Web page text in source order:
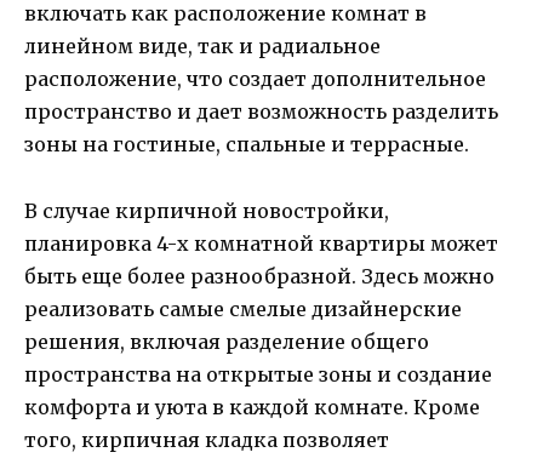
включать как расположение комнат в
линейном виде, так и радиальное
расположение, что создает дополнительное
пространство и дает возможность разделить
зоны на гостиные, спальные и террасные.
В случае кирпичной новостройки,
планировка 4-х комнатной квартиры может
быть еще более разнообразной. Здесь можно
реализовать самые смелые дизайнерские
решения, включая разделение общего
пространства на открытые зоны и создание
комфорта и уюта в каждой комнате. Кроме
того, кирпичная кладка позволяет